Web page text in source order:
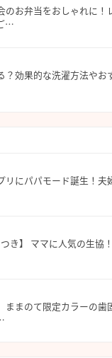
のお弁当をおしゃれに！
…
？効果的な洗濯方法やお
リにパパモード誕生！夫
き】 ママに人気の生協
ままのて限定カラーの歯